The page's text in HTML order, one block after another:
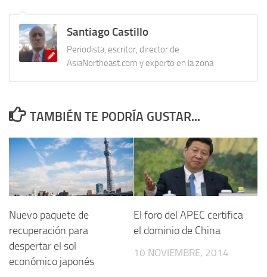
Santiago Castillo
Periodista, escritor, director de
AsiaNortheast.com y experto en la zona
TAMBIÉN TE PODRÍA GUSTAR...
Nuevo paquete de
recuperación para
despertar el sol
económico japonés
El foro del APEC certifica
el dominio de China
10 NOVIEMBRE, 2014